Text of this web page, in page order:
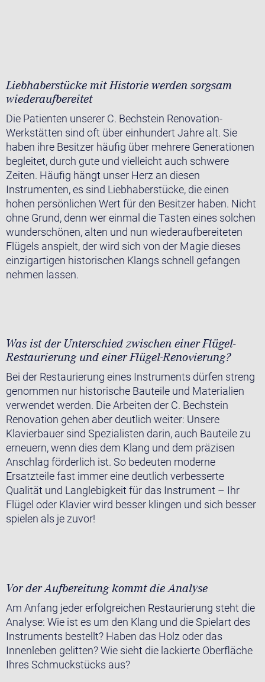
Liebhaberstücke mit Historie werden sorgsam
wiederaufbereitet
Die Patienten unserer C. Bechstein Renovation-
Werkstätten sind oft über einhundert Jahre alt. Sie
haben ihre Besitzer häufig über mehrere Generationen
begleitet, durch gute und vielleicht auch schwere
Zeiten. Häufig hängt unser Herz an diesen
Instrumenten, es sind Liebhaberstücke, die einen
hohen persönlichen Wert für den Besitzer haben. Nicht
ohne Grund, denn wer einmal die Tasten eines solchen
wunderschönen, alten und nun wiederaufbereiteten
Flügels anspielt, der wird sich von der Magie dieses
einzigartigen historischen Klangs schnell gefangen
nehmen lassen.
Was ist der Unterschied zwischen einer Flügel-
Restaurierung und einer Flügel-Renovierung?
Bei der Restaurierung eines Instruments dürfen streng
genommen nur historische Bauteile und Materialien
verwendet werden. Die Arbeiten der C. Bechstein
Renovation gehen aber deutlich weiter: Unsere
Klavierbauer sind Spezialisten darin, auch Bauteile zu
erneuern, wenn dies dem Klang und dem präzisen
Anschlag förderlich ist. So bedeuten moderne
Ersatzteile fast immer eine deutlich verbesserte
Qualität und Langlebigkeit für das Instrument – Ihr
Flügel oder Klavier wird besser klingen und sich besser
spielen als je zuvor!
Vor der Aufbereitung kommt die Analyse
Am Anfang jeder erfolgreichen Restaurierung steht die
Analyse: Wie ist es um den Klang und die Spielart des
Instruments bestellt? Haben das Holz oder das
Innenleben gelitten? Wie sieht die lackierte Oberfläche
Ihres Schmuckstücks aus?